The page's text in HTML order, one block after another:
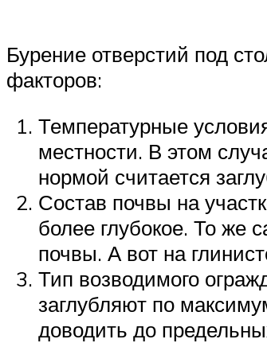
Бурение отверстий под
факторов:
Температурные
местности. В этом
нормой считается
Состав почвы на
более глубокое. То же
почвы. А вот на
Тип возводимого
заглубляют по
доводить до